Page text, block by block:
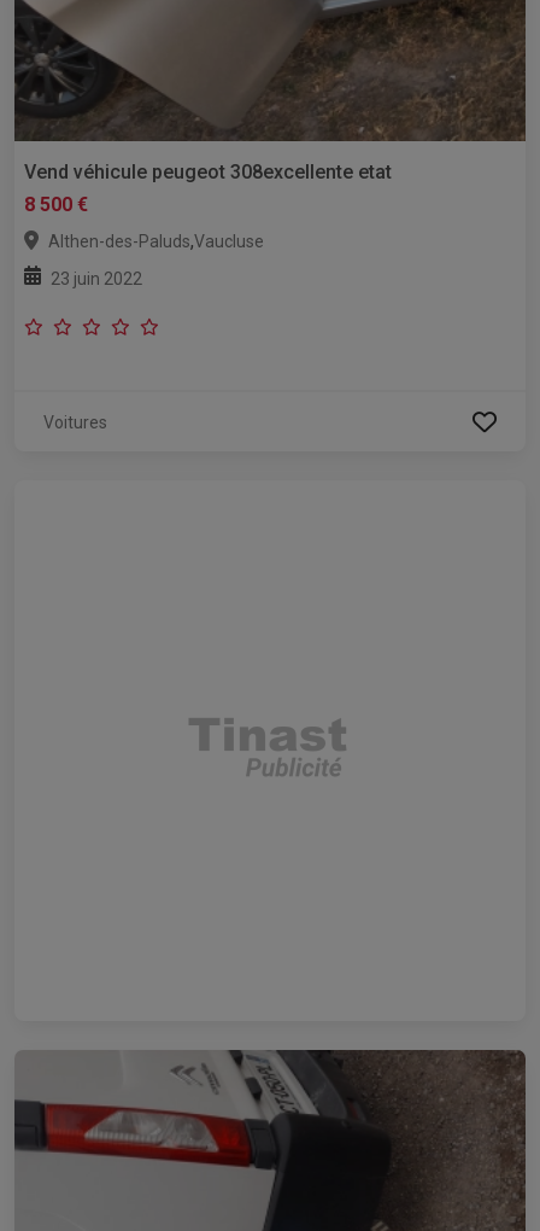
Vend véhicule peugeot 308excellente etat
8 500 €
Althen-des-Paluds,Vaucluse
23 juin 2022
Voitures